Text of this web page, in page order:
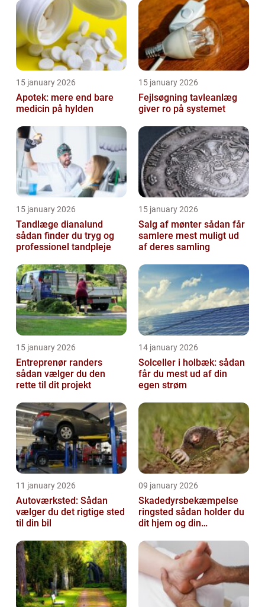
15 january 2026
Apotek: mere end bare
medicin på hylden
15 january 2026
Fejlsøgning tavleanlæg
giver ro på systemet
15 january 2026
Tandlæge dianalund
sådan finder du tryg og
professionel tandpleje
15 january 2026
Salg af mønter sådan får
samlere mest muligt ud
af deres samling
15 january 2026
Entreprenør randers
sådan vælger du den
rette til dit projekt
14 january 2026
Solceller i holbæk: sådan
får du mest ud af din
egen strøm
11 january 2026
Autoværksted: Sådan
vælger du det rigtige sted
til din bil
09 january 2026
Skadedyrsbekæmpelse
ringsted sådan holder du
dit hjem og din
gæster